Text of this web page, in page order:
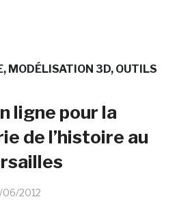
MODÉLISATION 3D OUTILS
ligne pour la
de l’histoire au
06/2012